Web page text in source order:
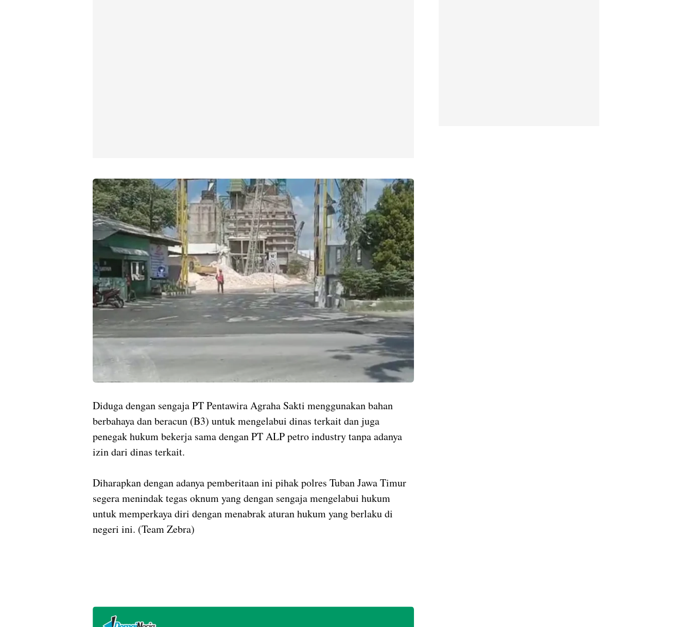
Diduga dengan sengaja PT Pentawira Agraha Sakti menggunakan bahan
berbahaya dan beracun (B3) untuk mengelabui dinas terkait dan juga
penegak hukum bekerja sama dengan PT ALP petro industry tanpa adanya
izin dari dinas terkait.
Diharapkan dengan adanya pemberitaan ini pihak polres Tuban Jawa Timur
segera menindak tegas oknum yang dengan sengaja mengelabui hukum
untuk memperkaya diri dengan menabrak aturan hukum yang berlaku di
negeri ini. (Team Zebra)